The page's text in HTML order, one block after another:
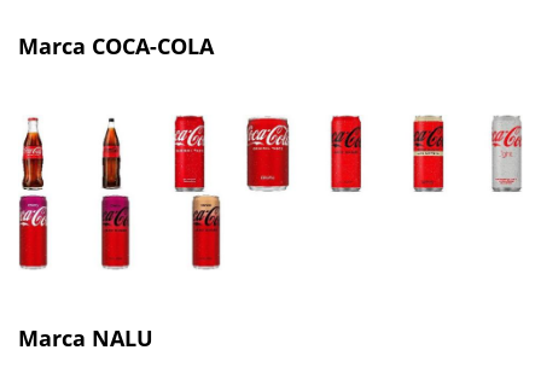
Marca COCA-COLA
Marca NALU